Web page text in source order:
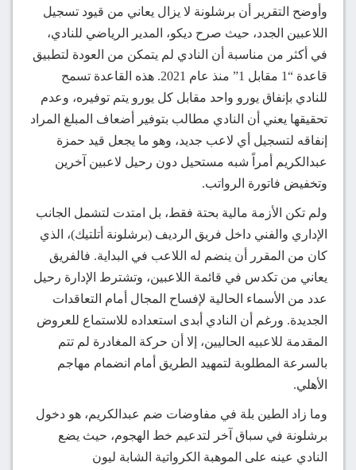
وأوضح التقرير أن برشلونة لا يزال يعاني من قيود تسجيل
اللاعبين الجدد، حيث صرح ديكو، المدير الرياضي للنادي،
في أكثر من مناسبة أن النادي لم يتمكن من العودة لتطبيق
قاعدة “1 مقابل 1” منذ عام 2021. هذه القاعدة تسمح
للنادي بإنفاق يورو واحد مقابل كل يورو يتم توفيره، وعدم
تحقيقها يعني أن النادي مطالب بتوفير أضعاف المبلغ المراد
إنفاقه لتسجيل أي لاعب جديد، وهو ما يجعل قيد حمزة
عبدالكريم أمراً شبه مستحيل دون رحيل لاعبين آخرين
وتخفيض فاتورة الرواتب.
ولم تكن الأزمة مالية بحتة فقط، بل امتدت لتشمل الجانب
الإداري والفني داخل فريق الرديف (برشلونة أتلتيك)، الذي
كان من المقرر أن ينضم له اللاعب في البداية. فالفريق
يعاني من تكدس في قائمة اللاعبين، وتشترط الإدارة رحيل
عدد من الأسماء الحالية لإفساح المجال أمام التعاقدات
الجديدة. ورغم أن النادي أبدى استعداده للاستماع للعروض
المقدمة للاعبيه الحاليين، إلا أن حركة المغادرة لم تتم
بالسرعة المطلوبة لتمهيد الطريق أمام انضمام مهاجم
الأهلي.
وما زاد الطين بلة في مفاوضات ضم عبدالكريم، هو دخول
برشلونة في سباق آخر لتدعيم خط الهجوم، حيث يضع
النادي عينه على الموهبة الكرواتية الشابة ليون